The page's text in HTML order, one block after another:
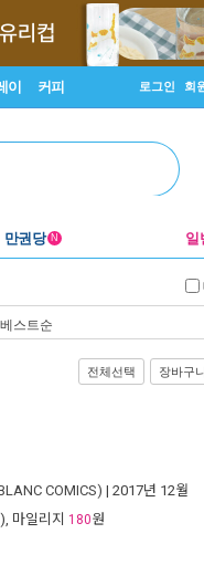
이 커피 로그인 회
만권당 N 일
스트순
전체선택 장바구
COMICS) | 2017년 12월
마일리지 180원